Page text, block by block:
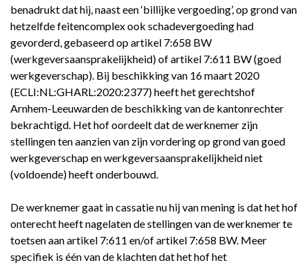
benadrukt dat hij, naast een ‘billijke vergoeding’, op grond van
hetzelfde feitencomplex ook schadevergoeding had
gevorderd, gebaseerd op artikel 7:658 BW
(werkgeversaansprakelijkheid) of artikel 7:611 BW (goed
werkgeverschap). Bij beschikking van 16 maart 2020
(ECLI:NL:GHARL:2020:2377) heeft het gerechtshof
Arnhem-Leeuwarden de beschikking van de kantonrechter
bekrachtigd. Het hof oordeelt dat de werknemer zijn
stellingen ten aanzien van zijn vordering op grond van goed
werkgeverschap en werkgeversaansprakelijkheid niet
(voldoende) heeft onderbouwd.
De werknemer gaat in cassatie nu hij van mening is dat het hof
onterecht heeft nagelaten de stellingen van de werknemer te
toetsen aan artikel 7:611 en/of artikel 7:658 BW. Meer
specifiek is één van de klachten dat het hof het